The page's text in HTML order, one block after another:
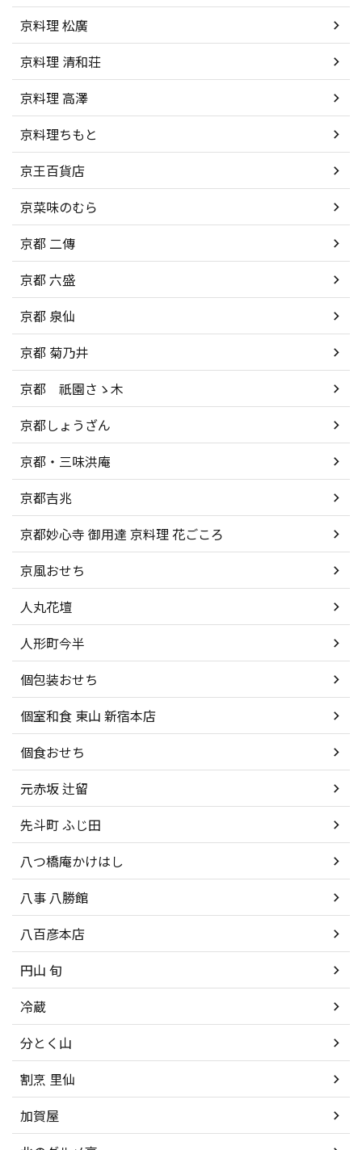
京料理 松廣
京料理 清和荘
京料理 高澤
京料理ちもと
京王百貨店
京菜味のむら
京都 二傳
京都 六盛
京都 泉仙
京都 菊乃井
京都 祇園さゝ木
京都しょうざん
京都・三味洪庵
京都吉兆
京都妙心寺 御用達 京料理 花ごころ
京風おせち
人丸花壇
人形町今半
個包装おせち
個室和食 東山 新宿本店
個食おせち
元赤坂 辻留
先斗町 ふじ田
八つ橋庵かけはし
八事 八勝館
八百彦本店
円山 旬
冷蔵
分とく山
割烹 里仙
加賀屋